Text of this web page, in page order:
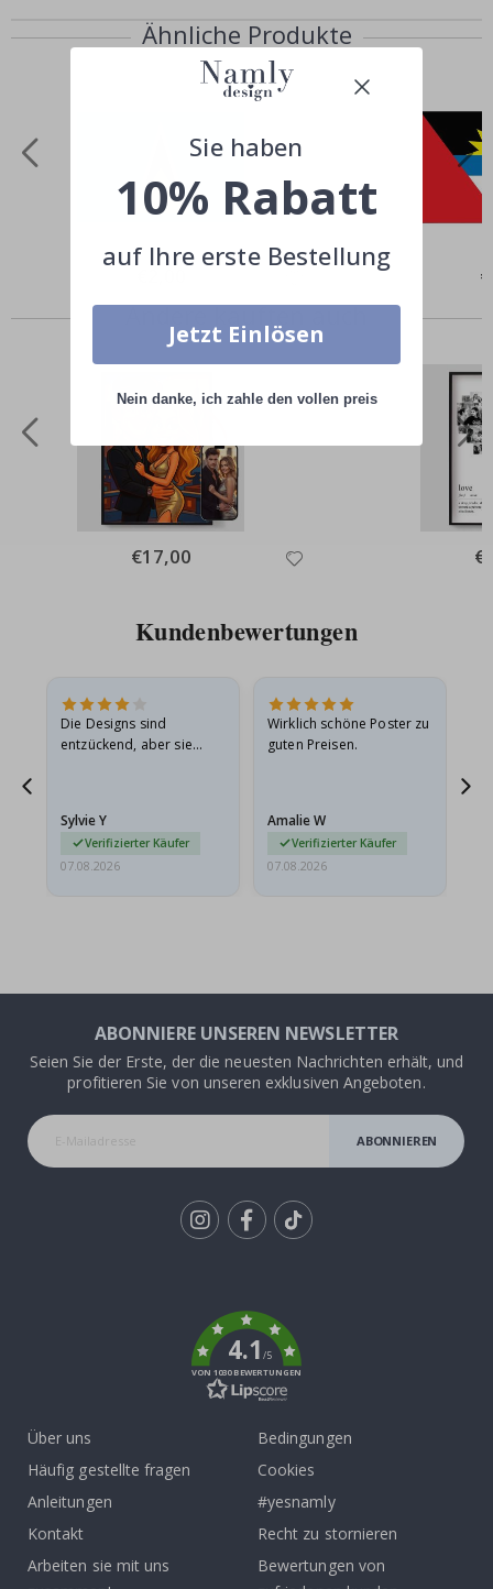
Ähnliche Produkte
Andere kauften auch
Special
Price
€17,00
Kundenbewertungen
Die Designs sind
entzückend, aber sie
sie…
Sylvie Y
Verifizierter Käufer
07.08.2026
Wirklich schöne Poster zu
guten Preisen.
Amalie W
Verifizierter Käufer
07.08.2026
ABONNIERE UNSEREN NEWSLETTER
Seien Sie der Erste, der die neuesten Nachrichten erhält, und
profitieren Sie von unseren exklusiven Angeboten.
ABONNIEREN
4.1/5
VON 1030 BEWERTUNGEN
Über uns
Häufig gestellte fragen
Anleitungen
Kontakt
Arbeiten sie mit uns
Bedingungen
Cookies
#yesnamly
Recht zu stornieren
Bewertungen von
Sie haben
10% Rabatt
auf Ihre erste Bestellung
Jetzt Einlösen
Nein danke, ich zahle den vollen preis